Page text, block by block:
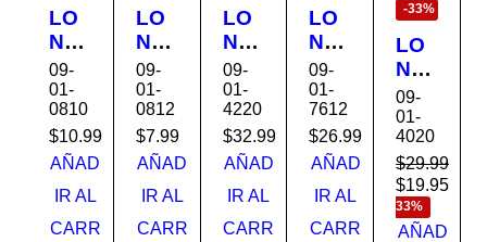
LO
NA
8x1
0
KT-
MT
081
0B
AZ
UL
09-
01-
0810
$10.99
AÑAD
IR AL
CARR
LO
NA
8X1
0
KT-
LT0
810
B
232
392
09-
01-
0812
$7.99
AÑAD
IR AL
CARR
LO
NA
12X
20'
KT-
MT
122
0G
B
797
09-
01-
4220
$32.99
AÑAD
IR AL
CARR
LO
NA
10X
12
SIL
VR/
NG
RO
KT-
HT1
09-
01-
7612
$26.99
AÑAD
IR AL
CARR
-33%
LO
NA
10X
20'
VE
RD
E
CH
OC
09-
01-
4020
$29.99
$19.95
33%
AÑAD